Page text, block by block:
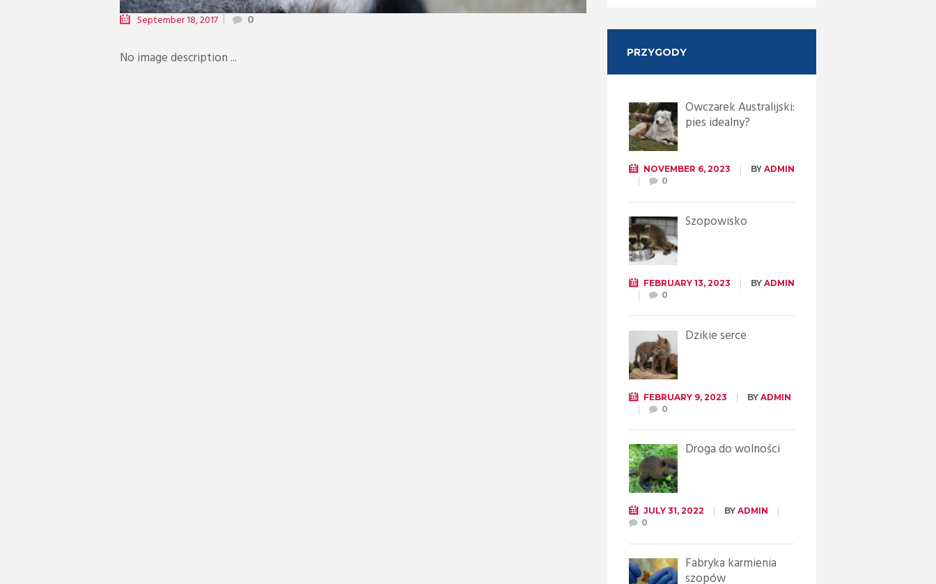
September 18, 2017 0
No image description ... PRZYGODY
Owczarek Australijski:
pies idealny?
NOVEMBER 6, 2023 BY ADMIN
0
Szopowisko
FEBRUARY 13, 2023 BY ADMIN
0
Dzikie serce
FEBRUARY 9, 2023 BY ADMIN
0
Droga do wolności
JULY 31, 2022 BY ADMIN
0
Fabryka karmienia
szopów